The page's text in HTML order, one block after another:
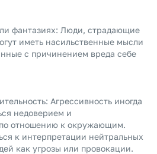
фантазиях: Люди, страдающие
иметь насильственные мысли
с причинением вреда себе
Агрессивность иногда
недоверием и
по отношению к окружающим.
к интерпретации нейтральных
как угрозы или провокации.